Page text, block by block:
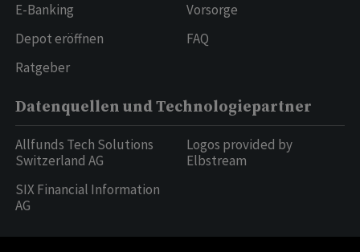
E-Banking
Depot eröffnen
Ratgeber
Vorsorge
FAQ
Datenquellen und Technologiepartner
Allfunds Tech Solutions
Switzerland AG
SIX Financial Information
AG
Logos provided by
Elbstream